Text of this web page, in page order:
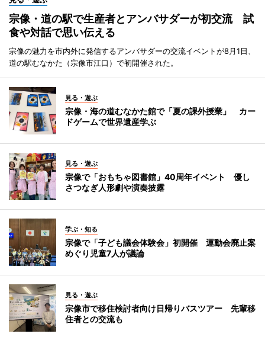
宗像・道の駅で生産者とアンバサダーが初交流 試
食や対話で思い伝える
宗像の魅力を市内外に発信するアンバサダーの交流イベントが8月1日、
道の駅むなかた（宗像市江口）で初開催された。
見る・遊ぶ
宗像・海の道むなかた館で「夏の課外授業」 カー
ドゲームで世界遺産学ぶ
見る・遊ぶ
宗像で「おもちゃ図書館」40周年イベント 優し
さつなぎ人形劇や演奏披露
学ぶ・知る
宗像で「子ども議会体験会」初開催 運動会廃止案
めぐり児童7人が議論
見る・遊ぶ
宗像市で移住検討者向け日帰りバスツアー 先輩移
住者との交流も